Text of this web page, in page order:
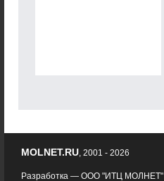
MOLNET.RU, 2001 - 2026
Разработка — ООО "ИТЦ МОЛНЕТ"